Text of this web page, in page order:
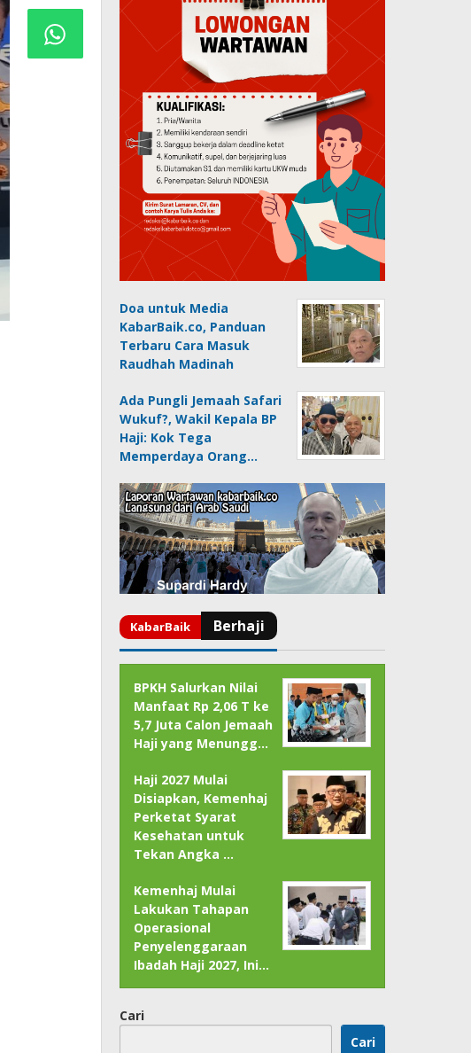
Doa untuk Media
KabarBaik.co, Panduan
Terbaru Cara Masuk
Raudhah Madinah
Ada Pungli Jemaah Safari
Wukuf?, Wakil Kepala BP
Haji: Kok Tega
Memperdaya Orang…
BPKH Salurkan Nilai
Manfaat Rp 2,06 T ke
5,7 Juta Calon Jemaah
Haji yang Menungg…
Haji 2027 Mulai
Disiapkan, Kemenhaj
Perketat Syarat
Kesehatan untuk
Tekan Angka …
Kemenhaj Mulai
Lakukan Tahapan
Operasional
Penyelenggaraan
Ibadah Haji 2027, Ini…
Cari
Cari